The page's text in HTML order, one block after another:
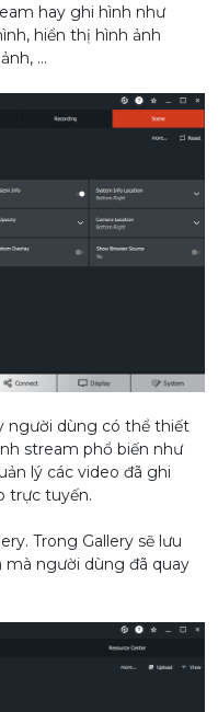
hay ghi hình như
hiển thị hình ảnh
…
người dùng có thể thiết
stream phổ biến như
lý các video đã ghi
trực tuyến.
Trong Gallery sẽ lưu
người dùng đã quay